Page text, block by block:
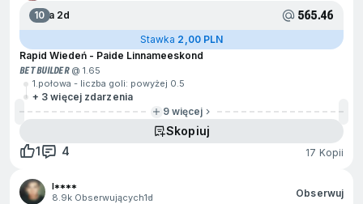
10Za 2d 565.46
Stawka 2,00 PLN
Rapid Wiedeń - Paide Linnameeskond
BET BUILDER@ 1.65
1.połowa - liczba goli: powyżej 0.5
+ 3 więcej zdarzenia
9 więcej
Skopiuj
1
4 17 Kopii
I****
8.9k Obserwujących1d Obserwuj